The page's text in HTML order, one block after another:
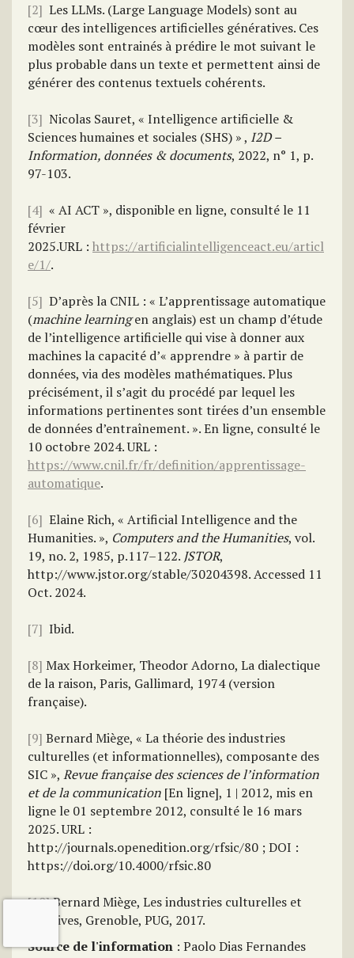
[2] Les LLMs. (Large Language Models) sont au
cœur des intelligences artificielles génératives. Ces
modèles sont entrainés à prédire le mot suivant le
plus probable dans un texte et permettent ainsi de
générer des contenus textuels cohérents.
[3] Nicolas Sauret, « Intelligence artificielle &
Sciences humaines et sociales (SHS) » , I2D –
Information, données & documents, 2022, n° 1, p.
97-103.
[4] « AI ACT », disponible en ligne, consulté le 11
février
2025.URL : https://artificialintelligenceact.eu/articl
e/1/.
[5] D’après la CNIL : « L’apprentissage automatique
(machine learningen anglais) est un champ d’étude
de l’intelligence artificielle qui vise à donner aux
machines la capacité d’« apprendre » à partir de
données, via des modèles mathématiques. Plus
précisément, il s’agit du procédé par lequel les
informations pertinentes sont tirées d’un ensemble
de données d’entraînement. ». En ligne, consulté le
10 octobre 2024. URL :
https://www.cnil.fr/fr/definition/apprentissage-
automatique.
[6] Elaine Rich, « Artificial Intelligence and the
Humanities. », Computers and the Humanities, vol.
19, no. 2, 1985, p.117–122. JSTOR,
http://www.jstor.org/stable/30204398. Accessed 11
Oct. 2024.
[7] Ibid.
[8] Max Horkeimer, Theodor Adorno, La dialectique
de la raison, Paris, Gallimard, 1974 (version
française).
[9] Bernard Miège, « La théorie des industries
culturelles (et informationnelles), composante des
SIC », Revue française des sciences de l’information
et de la communication [En ligne], 1 | 2012, mis en
ligne le 01 septembre 2012, consulté le 16 mars
2025. URL :
http://journals.openedition.org/rfsic/80 ; DOI :
https://doi.org/10.4000/rfsic.80
[10]Bernard Miège, Les industries culturelles et
créatives, Grenoble, PUG, 2017.
Source de l'information : Paolo Dias Fernandes